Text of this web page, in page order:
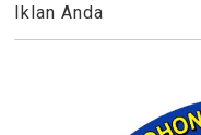
Iklan Anda